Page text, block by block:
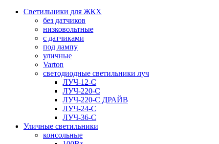
Светильники для ЖКХ
без датчиков
низковольтные
с датчиками
под лампу
уличные
Varton
светодиодные светильники луч
ЛУЧ-12-С
ЛУЧ-220-С
ЛУЧ-220-С ДРАЙВ
ЛУЧ-24-С
ЛУЧ-36-С
Уличные светильники
консольные